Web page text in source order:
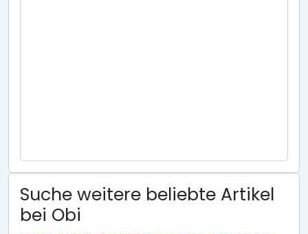
Suche weitere beliebte Artikel
bei Obi